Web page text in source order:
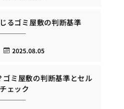
るゴミ屋敷の判断基準
2025.08.05
ミ屋敷の判断基準とセル
ェック